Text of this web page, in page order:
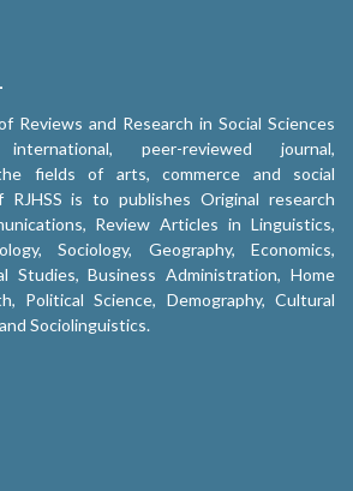
Reviews and Research in Social Sciences
peer-reviewed journal,
fields of arts, commerce and social
RJHSS is to publishes Original research
Review Articles in Linguistics,
Sociology, Geography, Economics,
Studies, Business Administration, Home
Political Science, Demography, Cultural
Sociolinguistics.